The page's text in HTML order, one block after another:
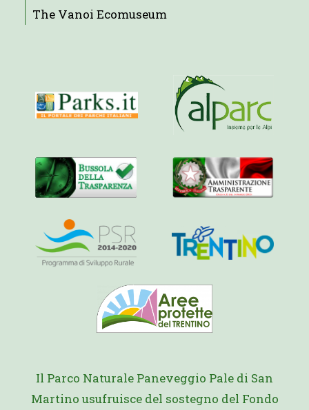
The Vanoi Ecomuseum
Il Parco Naturale Paneveggio Pale di San
Martino usufruisce del sostegno del Fondo